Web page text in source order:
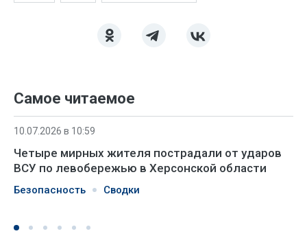
Самое читаемое
10.07.2026 в 10:59
Четыре мирных жителя пострадали от ударов
ВСУ по левобережью в Херсонской области
Безопасность Сводки